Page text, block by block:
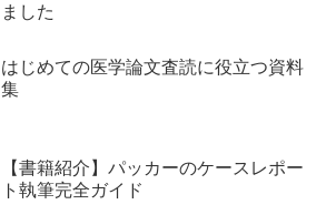
ました
はじめての医学論文査読に役立つ資料
集
【書籍紹介】パッカーのケースレポー
ト執筆完全ガイド